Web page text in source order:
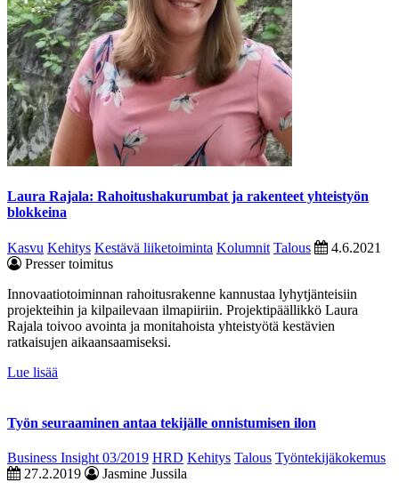
Laura Rajala: Rahoitushakurumbat ja rakenteet yhteistyön
blokkeina
Kasvu Kehitys Kestävä liiketoiminta Kolumnit Talous
4.6.2021
Presser toimitus
Innovaatiotoiminnan rahoitusrakenne kannustaa lyhytjänteisiin
projekteihin ja kilpailevaan ilmapiiriin. Projektipäällikkö Laura
Rajala toivoo avointa ja monitahoista yhteistyötä kestävien
ratkaisujen aikaansaamiseksi.
Lue lisää
Työn seuraaminen antaa tekijälle onnistumisen ilon
Business Insight 03/2019 HRD Kehitys Talous Työntekijäkokemus
27.2.2019
Jasmine Jussila